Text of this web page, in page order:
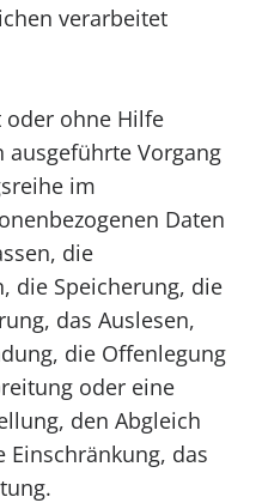
verarbeitet
ohne Hilfe
Vorgang
im
Daten
die
die Speicherung, die
das Auslesen,
die Offenlegung
oder eine
den Abgleich
das